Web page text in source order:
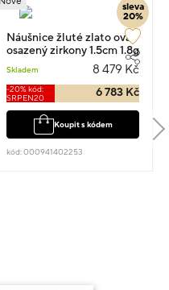
sleva
20%
Náušnice žluté zlato ovál
osazený zirkony 1.5cm 1.8g
Skladem 8 479 Kč
-20% kód:
SRPEN20
6 783 Kč
Koupit s kódem
kód: 000941402253